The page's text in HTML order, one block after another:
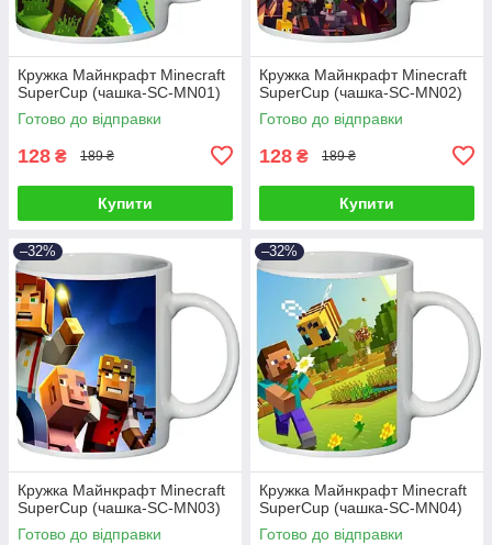
Кружка Майнкрафт Minecraft
SuperCup (чашка-SC-MN01)
Готово до відправки
128 ₴ 189 ₴
Купити
Кружка Майнкрафт Minecraft
SuperCup (чашка-SC-MN02)
Готово до відправки
128 ₴ 189 ₴
Купити
–32%
Кружка Майнкрафт Minecraft
SuperCup (чашка-SC-MN03)
Готово до відправки
–32%
Кружка Майнкрафт Minecraft
SuperCup (чашка-SC-MN04)
Готово до відправки